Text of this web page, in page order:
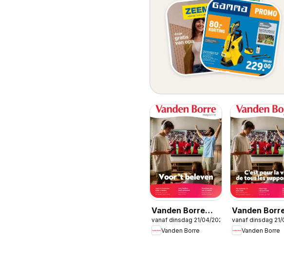
Vanden Borre
Folder
vanaf dinsdag 21/04/2026
Vanden Borre
Vanden
Publicité
vanaf dinsdag 21/
Vanden Borre